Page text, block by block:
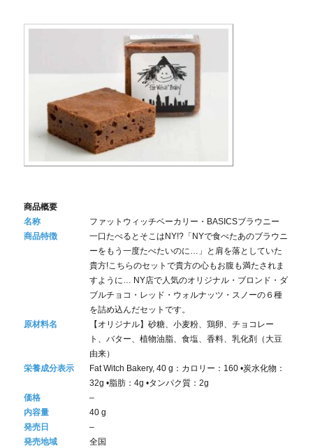
商品概要
名称
ファットウィッチベーカリー・BASICSブラウニー
商品特徴
一口たべるとそこはNY!?「NYで食べたあのブラウニ
ーをもう一度たべたいのに…」と肩を落としていた
貴方!こちらのセットで貴方の心もお腹も満たされま
すように… NY店で人気のオリジナル・ブロンド・ダ
ブルチョコ・レッド・ウォルナッツ・スノーの６種
を詰め込んだセットです。
原材料名
【オリジナル】砂糖、小麦粉、鶏卵、チョコレー
ト、バター、植物油脂、食塩、香料、乳化剤（大豆
由来）
栄養成分表示
Fat Witch Bakery, 40 g：カロリー：160 •炭水化物：
32g •脂肪：4g •タンパク質：2g
価格
–
内容量
40 g
発売日
–
発売地域
全国